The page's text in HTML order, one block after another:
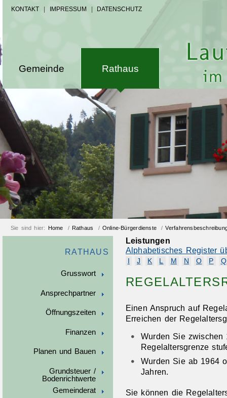
KONTAKT IMPRESSUM DATENSCHUTZ
Gemeinde Rathaus
Sie sind hier: Home / Rathaus / Online-Bürgerdienste /
RATHAUS
Grusswort
Ansprechpartner
Öffnungszeiten
Finanzen
Planen und Bauen
Grundsteuer /
Bodenrichtwerte
Gemeinderat
Leistungen
Alphabetisches Register
J K L M N O P Q
Einen Anspruch auf
Erreichen der
Wurden Sie
Regelaltersgrenze
Wurden Sie ab 1964
Jahren.
Sie können die